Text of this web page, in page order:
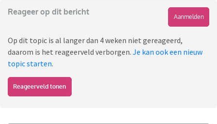
Reageer op dit bericht
Aanmelden
Op dit topic is al langer dan 4 weken niet gereageerd,
daarom is het reageerveld verborgen. Je kan ook een nieuw
topic starten.
Reageerveld tonen